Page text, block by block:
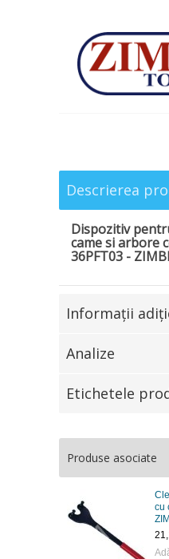
Descrierea
Dispozitiv
came si arbore
36PFT03 -
Informaţii
Analize
Etichetele
Produse asociate
cu